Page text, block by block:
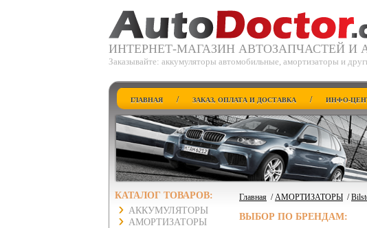
ИНТЕРНЕТ-МАГАЗИН АВТОЗАПЧАСТЕЙ И
Заказывайте: аккумуляторы автомобильные, амортизаторы и
ГЛАВНАЯ / ЗАКАЗ, ОПЛАТА И ДОСТАВКА / ИНФО-
КАТАЛОГ ТОВАРОВ:
АККУМУЛЯТОРЫ
АМОРТИЗАТОРЫ
Главная /АМОРТИЗАТОРЫ /
ВЫБОР ПО БРЕНДАМ: